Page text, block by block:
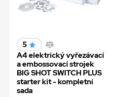
5
A4 elektrický vyřezávací
a embossovací strojek
BIG SHOT SWITCH PLUS
starter kit - kompletní
sada